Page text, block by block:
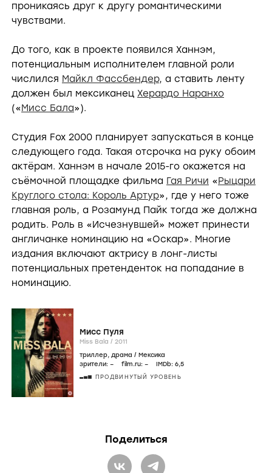
проникаясь друг к другу романтическими
чувствами.
До того, как в проекте появился Ханнэм,
потенциальным исполнителем главной роли
числился Майкл Фассбендер, а ставить ленту
должен был мексиканец Херардо Наранхо
(«Мисс Бала»).
Студия Fox 2000 планирует запускаться в конце
следующего года. Такая отсрочка на руку обоим
актёрам. Ханнэм в начале 2015-го окажется на
съёмочной площадке фильма Гая Ричи «Рыцари
Круглого стола: Король Артур», где у него тоже
главная роль, а Розамунд Пайк тогда же должна
родить. Роль в «Исчезнувшей» может принести
англичанке номинацию на «Оскар». Многие
издания включают актрису в лонг-листы
потенциальных претенденток на попадание в
номинацию.
Мисс Пуля
Miss Bala / 2011
триллер, драма / Мексика
зрители: – film.ru: – IMDb: 6,5
ПРОДВИНУТЫЙ УРОВЕНЬ
Поделиться